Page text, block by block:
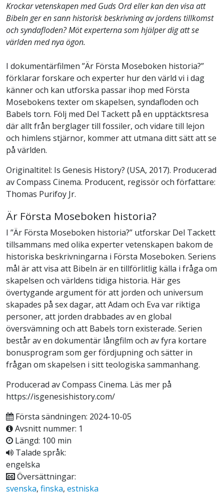
Krockar vetenskapen med Guds Ord eller kan den visa att
Bibeln ger en sann historisk beskrivning av jordens tillkomst
och syndafloden? Möt experterna som hjälper dig att se
världen med nya ögon.
I dokumentärfilmen ”Är Första Moseboken historia?”
förklarar forskare och experter hur den värld vi i dag
känner och kan utforska passar ihop med Första
Mosebokens texter om skapelsen, syndafloden och
Babels torn. Följ med Del Tackett på en upptäcktsresa
där allt från berglager till fossiler, och vidare till lejon
och himlens stjärnor, kommer att utmana ditt sätt att se
på världen.
Originaltitel: Is Genesis History? (USA, 2017). Producerad
av Compass Cinema. Producent, regissör och författare:
Thomas Purifoy Jr.
Är Första Moseboken historia?
I ”Är Första Moseboken historia?” utforskar Del Tackett
tillsammans med olika experter vetenskapen bakom de
historiska beskrivningarna i Första Moseboken. Seriens
mål är att visa att Bibeln är en tillförlitlig källa i fråga om
skapelsen och världens tidiga historia. Här ges
övertygande argument för att jorden och universum
skapades på sex dagar, att Adam och Eva var riktiga
personer, att jorden drabbades av en global
översvämning och att Babels torn existerade. Serien
består av en dokumentär långfilm och av fyra kortare
bonusprogram som ger fördjupning och sätter in
frågan om skapelsen i sitt teologiska sammanhang.
Producerad av Compass Cinema. Läs mer på
https://isgenesishistory.com/
Första sändningen: 2024-10-05
Avsnitt nummer: 1
Längd: 100 min
Talade språk:
engelska
Översättningar:
svenska, finska, estniska